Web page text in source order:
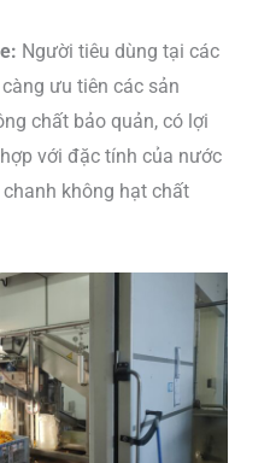
Người tiêu dùng tại các
ưu tiên các sản
chất bảo quản, có lợi
với đặc tính của nước
không hạt chất